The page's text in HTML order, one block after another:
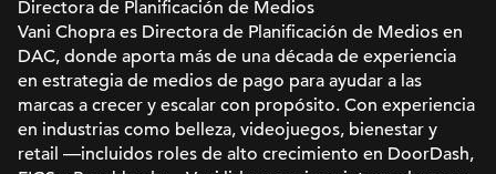
Directora de Planificación de Medios
Vani Chopra es Directora de Planificación de Medios en
DAC, donde aporta más de una década de experiencia
en estrategia de medios de pago para ayudar a las
marcas a crecer y escalar con propósito. Con experiencia
en industrias como belleza, videojuegos, bienestar y
retail —incluidos roles de alto crecimiento en DoorDash,